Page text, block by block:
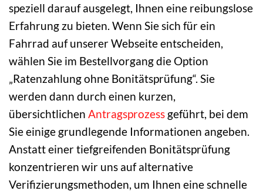
speziell darauf ausgelegt, Ihnen eine reibungslose
Erfahrung zu bieten. Wenn Sie sich für ein
Fahrrad auf unserer Webseite entscheiden,
wählen Sie im Bestellvorgang die Option
„Ratenzahlung ohne Bonitätsprüfung“. Sie
werden dann durch einen kurzen,
übersichtlichen Antragsprozess geführt, bei dem
Sie einige grundlegende Informationen angeben.
Anstatt einer tiefgreifenden Bonitätsprüfung
konzentrieren wir uns auf alternative
Verifizierungsmethoden, um Ihnen eine schnelle